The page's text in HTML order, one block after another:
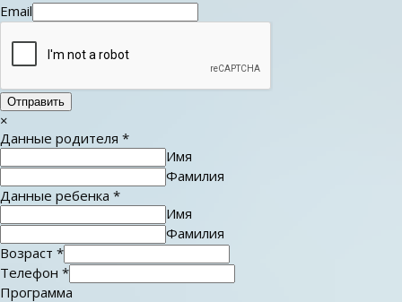
Email
Отправить
×
Данные родителя *
Имя
Фамилия
Данные ребенка *
Имя
Фамилия
Возраст *
Телефон *
Программа